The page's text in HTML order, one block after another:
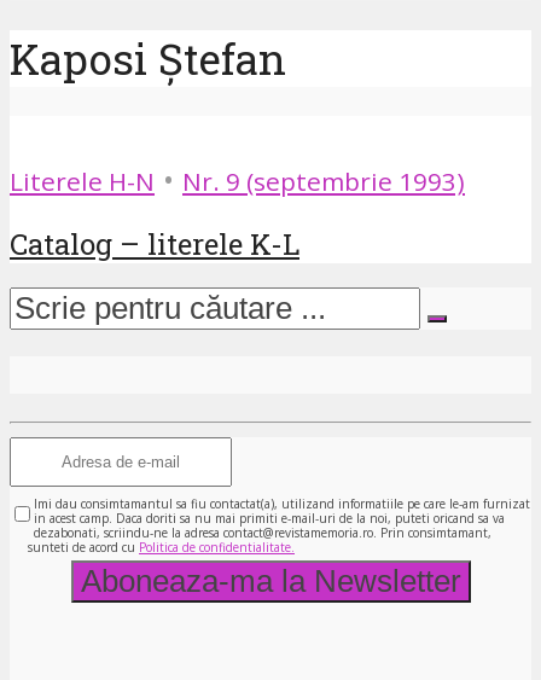
Kaposi Ștefan
Literele H-N • Nr. 9 (septembrie 1993)
Catalog – literele K-L
Imi dau consimtamantul sa fiu contactat(a), utilizand informatiile pe care le-am furnizat
in acest camp. Daca doriti sa nu mai primiti e-mail-uri de la noi, puteti oricand sa va
dezabonati, scriindu-ne la adresa contact@revistamemoria.ro. Prin consimtamant,
sunteti de acord cu Politica de confidentialitate.